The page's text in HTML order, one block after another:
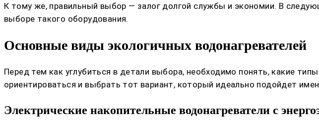
К тому же, правильный выбор — залог долгой службы и экономии. В
выборе такого оборудования.
Основные виды экологичных водонагревателей
Перед тем как углубиться в детали выбора, необходимо понять, какие
ориентироваться и выбрать тот вариант, который идеально подойдет
Электрические накопительные водонагреватели с